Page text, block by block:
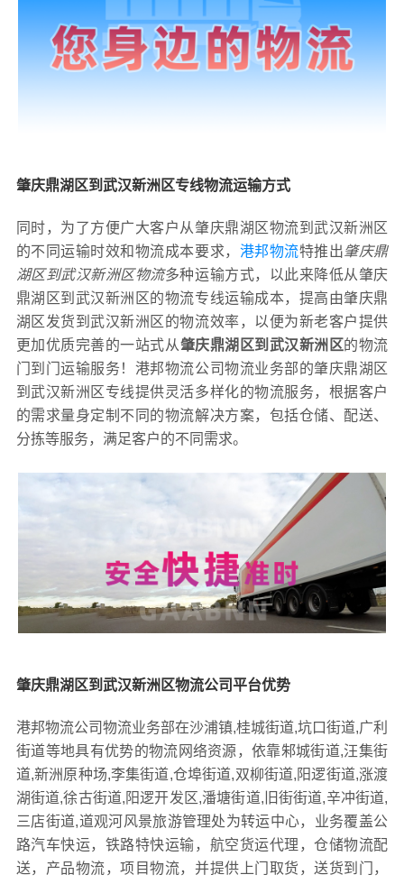
肇庆鼎湖区到武汉新洲区专线物流运输方式
同时，为了方便广大客户从肇庆鼎湖区物流到武汉新洲区
的不同运输时效和物流成本要求， 港邦物流特推出肇庆鼎
湖区到武汉新洲区物流多种运输方式，以此来降低从肇庆
鼎湖区到武汉新洲区的物流专线运输成本，提高由肇庆鼎
湖区发货到武汉新洲区的物流效率，以便为新老客户提供
更加优质完善的一站式从肇庆鼎湖区到武汉新洲区的物流
门到门运输服务！港邦物流公司物流业务部的肇庆鼎湖区
到武汉新洲区专线提供灵活多样化的物流服务，根据客户
的需求量身定制不同的物流解决方案，包括仓储、配送、
分拣等服务，满足客户的不同需求。
肇庆鼎湖区到武汉新洲区物流公司平台优势
港邦物流公司物流业务部在沙浦镇,桂城街道,坑口街道,广利
街道等地具有优势的物流网络资源，依靠邾城街道,汪集街
道,新洲原种场,李集街道,仓埠街道,双柳街道,阳逻街道,涨渡
湖街道,徐古街道,阳逻开发区,潘塘街道,旧街街道,辛冲街道,
三店街道,道观河风景旅游管理处为转运中心，业务覆盖公
路汽车快运，铁路特快运输，航空货运代理，仓储物流配
送，产品物流，项目物流，并提供上门取货，送货到门，